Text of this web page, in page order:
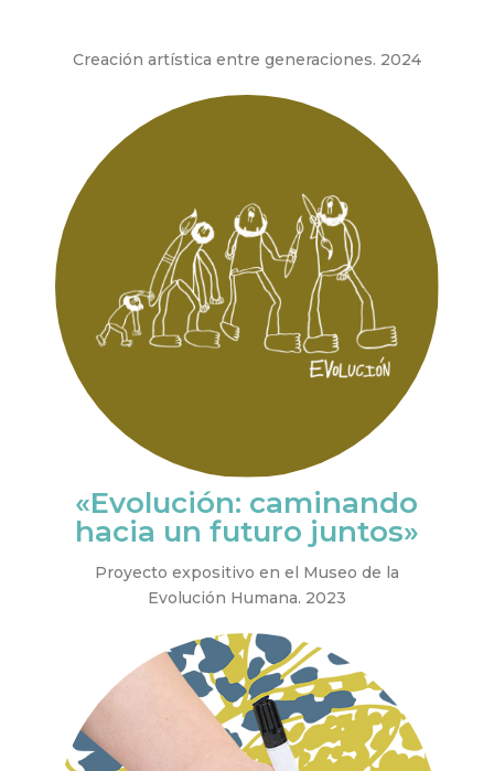
Creación artística entre generaciones. 2024
«Evolución: caminando
hacia un futuro juntos»
Proyecto expositivo en el Museo de la
Evolución Humana. 2023